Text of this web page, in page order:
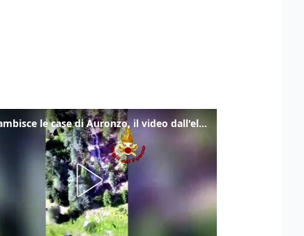
Frana lambisce le case di Auronzo, il video dall'elicottero dei vigili del fuoco